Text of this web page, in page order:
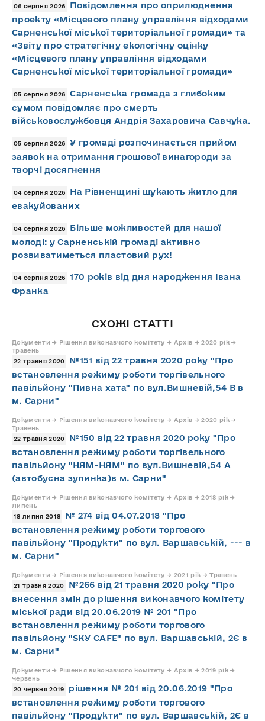
06 серпня 2026
Повідомлення про оприлюднення
проекту «Місцевого плану управління відходами
Сарненської міської територіальної громади» та
«Звіту про стратегічну екологічну оцінку
«Місцевого плану управління відходами
Сарненської міської територіальної громади»
05 серпня 2026
Сарненська громада з глибоким
сумом повідомляє про смерть
військовослужбовця Андрія Захаровича Савчука.
05 серпня 2026
У громаді розпочинається прийом
заявок на отримання грошової винагороди за
творчі досягнення
04 серпня 2026
На Рівненщині шукають житло для
евакуйованих
04 серпня 2026
Більше можливостей для нашої
молоді: у Сарненській громаді активно
розвиватиметься пластовий рух!
04 серпня 2026
170 років від дня народження Івана
Франка
СХОЖІ СТАТТІ
Документи → Рішення виконавчого комітету → Архів → 2020 рік →
Травень
22 травня 2020
№151 від 22 травня 2020 року "Про
встановлення режиму роботи торгівельного
павільйону "Пивна хата" по вул.Вишневій,54 В в
м. Сарни"
Документи → Рішення виконавчого комітету → Архів → 2020 рік →
Травень
22 травня 2020
№150 від 22 травня 2020 року "Про
встановлення режиму роботи торгівельного
павільйону "НЯМ-НЯМ" по вул.Вишневій,54 А
(автобусна зупинка)в м. Сарни"
Документи → Рішення виконавчого комітету → Архів → 2018 рік →
Липень
18 липня 2018
№ 274 від 04.07.2018 "Про
встановлення режиму роботи торгового
павільйону "Продукти" по вул. Варшавській, --- в
м. Сарни"
Документи → Рішення виконавчого комітету → 2021 рік → Травень
21 травня 2020
№266 від 21 травня 2020 року "Про
внесення змін до рішення виконавчого комітету
міської ради від 20.06.2019 № 201 "Про
встановлення режиму роботи торгового
павільйону "SKY CAFE" по вул. Варшавській, 2Є в
м. Сарни"
Документи → Рішення виконавчого комітету → Архів → 2019 рік →
Червень
20 червня 2019
рішення № 201 від 20.06.2019 "Про
встановлення режиму роботи торгового
павільйону "Продукти" по вул. Варшавській, 2Є в